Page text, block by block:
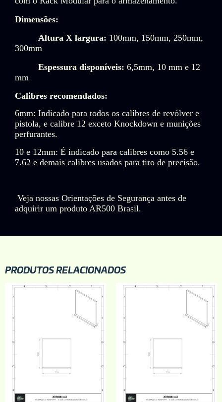
Dimensões:
Altura X largura: 100mm, 150mm, 250mm,
300mm
Espessura disponíveis:6,5mm, 10 mm e 12
mm
Calibres recomendados:
6mm: Indicado para todos os calibres de revólver e
pistola, e calibre 12 exceto Knockdown e munições
perfurantes.
10 e 12mm: É indicado para calibres como 5.56 e
7.62 e demais calibres usados para tiro de precisão.
Veja nossas Orientações de Segurança antes de
adquirir um produto AR500 Brasil.
PRODUTOS RELACIONADOS